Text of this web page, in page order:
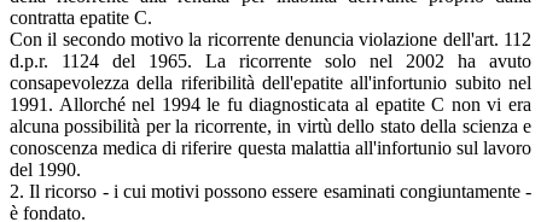
contratta epatite C.
Con il secondo motivo la ricorrente denuncia violazione dell'art. 112
d.p.r. 1124 del 1965. La ricorrente solo nel 2002 ha avuto
consapevolezza della riferibilità dell'epatite all'infortunio subito nel
1991. Allorché nel 1994 le fu diagnosticata al epatite C non vi era
alcuna possibilità per la ricorrente, in virtù dello stato della scienza e
conoscenza medica di riferire questa malattia all'infortunio sul lavoro
del 1990.
2. Il ricorso - i cui motivi possono essere esaminati congiuntamente -
è fondato.